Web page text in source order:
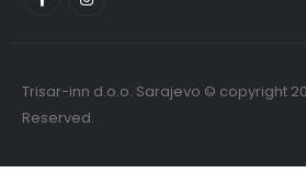
Trisar-inn d.o.o. Sarajevo © copyright
Reserved.